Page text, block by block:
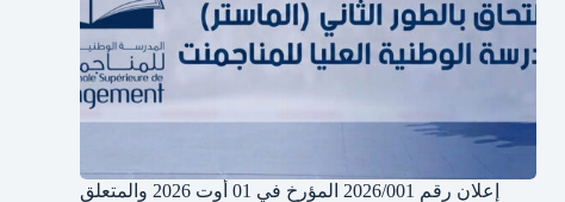
إعلان رقم 2026/001 المؤرخ في 01 أوت 2026 والمتعلق